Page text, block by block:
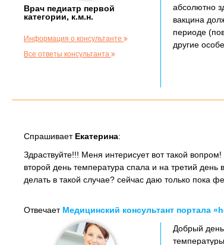
Врач педиатр первой
категории, к.м.н.
Информация о консультанте
Все ответы консультанта
абсолютно
вакцина
периоде
другие
Спрашивает Екатерина:
Здраствуйте!!! Меня интерисует вот такой
второй день температура спала и на третий
делать в такой случае? сейчас даю только пока
Отвечает Медицинский консультант портала
Добрый